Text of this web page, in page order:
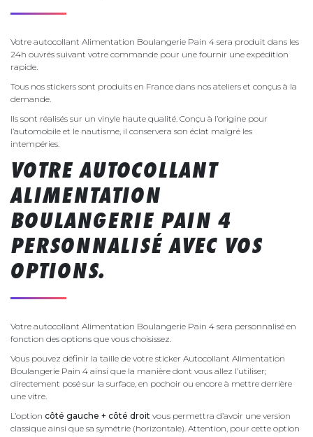
Votre autocollant Alimentation Boulangerie Pain 4 sera produit dans les
24h ouvrés suivant votre commande pour une fournir une expédition
rapide.
Tous nos stickers sont produits en France dans nos ateliers et conçus à la
demande.
Ils sont réalisés sur un vinyle haute qualité. Conçu à l’origine pour
l’automobile et le nautisme, il conservera son éclat malgré les
intempéries.
VOTRE AUTOCOLLANT
ALIMENTATION
BOULANGERIE PAIN 4
PERSONNALISÉ AVEC VOS
OPTIONS.
Votre autocollant Alimentation Boulangerie Pain 4 sera personnalisé en
fonction des options que vous choisissez.
Vous pouvez définir la taille de votre sticker Autocollant Alimentation
Boulangerie Pain 4 ainsi que la manière dont vous allez l’utiliser;
directement posé sur la surface, en pochoir ou encore à mettre derrière
une vitre.
L’option côté gauche + côté droit vous permettra d’avoir une version
classique ainsi que sa symétrie (horizontale). Attention, pour cette option